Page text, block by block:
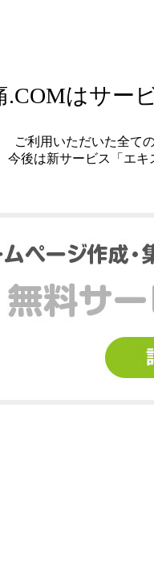
.COMはサー
ご利用いただいた全て
今後は新サービス「エ